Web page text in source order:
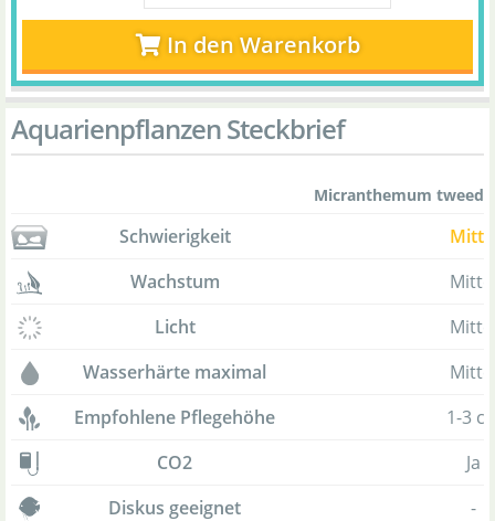
In den Warenkorb
Aquarienpflanzen Steckbrief
Micranthemum
Schwierigkeit
Wachstum
Licht
Wasserhärte maximal
Empfohlene Pflegehöhe
1-3
CO2
Ja
Diskus geeignet
-